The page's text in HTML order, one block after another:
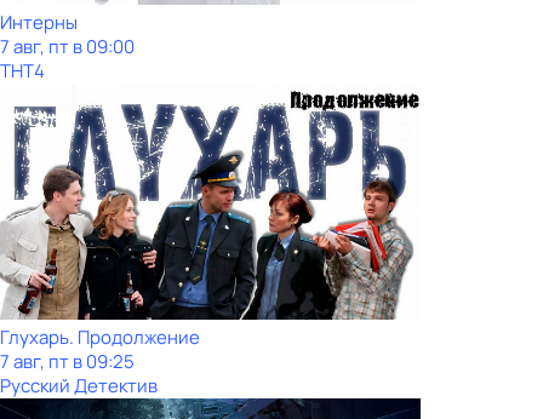
Интерны
7 авг, пт в 09:00
ТНТ4
Глухарь. Продолжение
7 авг, пт в 09:25
Русский Детектив